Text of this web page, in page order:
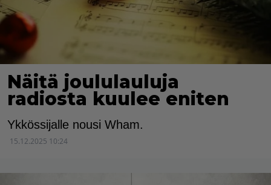
Näitä joululauluja
radiosta kuulee eniten
Ykkössijalle nousi Wham.
15.12.2025 10:24